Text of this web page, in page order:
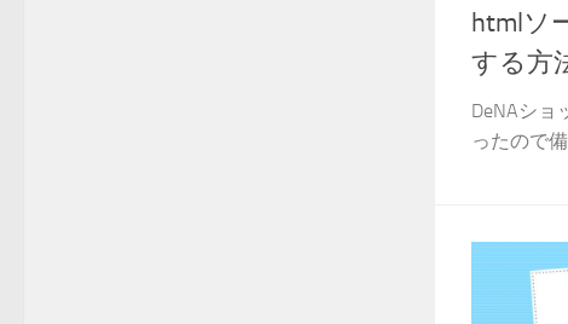
htmlソ
する方
DeNAショ
ったので備